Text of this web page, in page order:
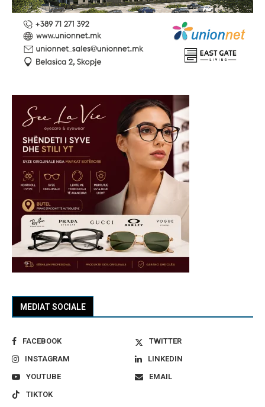
MEDIAT SOCIALE
FACEBOOK
TWITTER
INSTAGRAM
LINKEDIN
YOUTUBE
EMAIL
TIKTOK